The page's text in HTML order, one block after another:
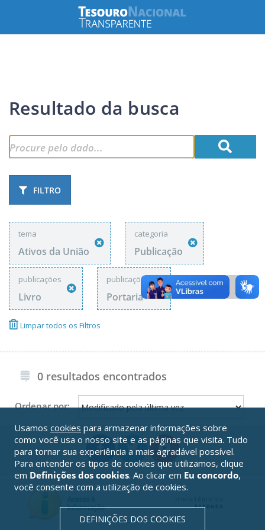
Resultado da busca
FILTRO
tema
Ativos da União
categoria
Publicação
publicações
Livro
publicações
Portaria
Limpar todos os Filtros
0 resultados encontrados
Ordenar por:
Usamos cookies para armazenar informações sobre
como você usa o nosso site e as páginas que visita. Tudo
para tornar sua experiência a mais agradável possível.
Para entender os tipos de cookies que utilizamos, clique
em Definições dos cookies. Ao clicar em Eu concordo,
você consente com a utilização de cookies.
DEFINIÇÕES DOS COOKIES